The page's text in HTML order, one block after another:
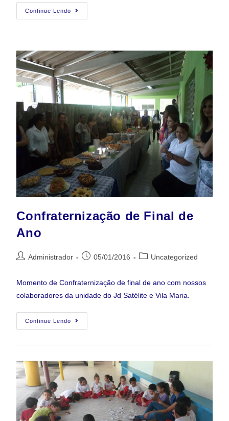
Continue Lendo
Confraternização de Final de
Ano
Administrador 05/01/2016 Uncategorized
Momento de Confraternização de final de ano com nossos
colaboradores da unidade do Jd Satélite e Vila Maria.
Continue Lendo